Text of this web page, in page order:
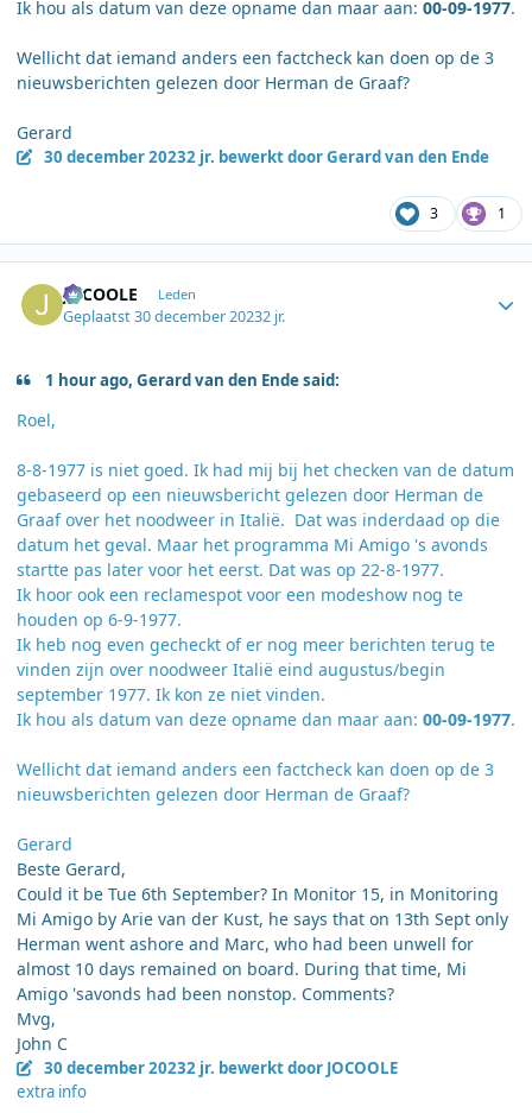
Ik hou als datum van deze opname dan maar aan: 00-09-1977.
Wellicht dat iemand anders een factcheck kan doen op de 3
nieuwsberichten gelezen door Herman de Graaf?
Gerard
30 december 20232 jr. bewerkt door Gerard van den Ende
3 1
JOCOOLE Leden
Geplaatst30 december 20232 jr.
1 hour ago, Gerard van den Ende said:
Roel,
8-8-1977 is niet goed. Ik had mij bij het checken van de datum
gebaseerd op een nieuwsbericht gelezen door Herman de
Graaf over het noodweer in Italië. Dat was inderdaad op die
datum het geval. Maar het programma Mi Amigo 's avonds
startte pas later voor het eerst. Dat was op 22-8-1977.
Ik hoor ook een reclamespot voor een modeshow nog te
houden op 6-9-1977.
Ik heb nog even gecheckt of er nog meer berichten terug te
vinden zijn over noodweer Italië eind augustus/begin
september 1977. Ik kon ze niet vinden.
Ik hou als datum van deze opname dan maar aan: 00-09-1977.
Wellicht dat iemand anders een factcheck kan doen op de 3
nieuwsberichten gelezen door Herman de Graaf?
Gerard
Beste Gerard,
Could it be Tue 6th September? In Monitor 15, in Monitoring
Mi Amigo by Arie van der Kust, he says that on 13th Sept only
Herman went ashore and Marc, who had been unwell for
almost 10 days remained on board. During that time, Mi
Amigo 'savonds had been nonstop. Comments?
Mvg,
John C
30 december 20232 jr. bewerkt door JOCOOLE
extra info